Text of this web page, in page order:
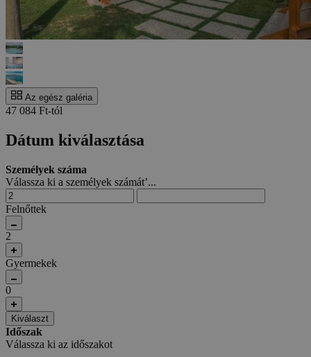
Az egész galéria
47 084 Ft-tól
Dátum kiválasztása
Személyek száma
Válassza ki a személyek számát’...
Felnőttek
2
Gyermekek
0
Kiválaszt
Időszak
Válassza ki az időszakot